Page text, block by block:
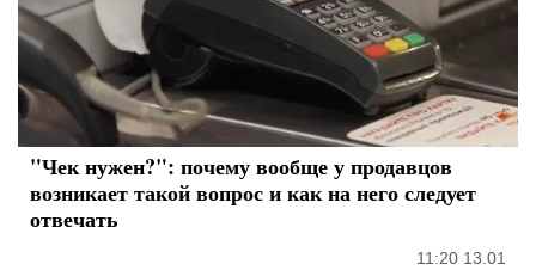
"Чек нужен?": почему вообще у продавцов
возникает такой вопрос и как на него следует
отвечать
11:20 13.01